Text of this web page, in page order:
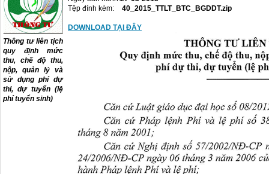
Thông tư liên tịch
quy định mức
thu, chế độ thu,
nộp, quản lý và
sử dụng phí dự
thi, dự tuyển (lệ
phí tuyển sinh)
Tệp đính kèm:
40_2015_TTLT_BTC_BGDDT.zip
DOWNLOAD TẠI ĐÂY